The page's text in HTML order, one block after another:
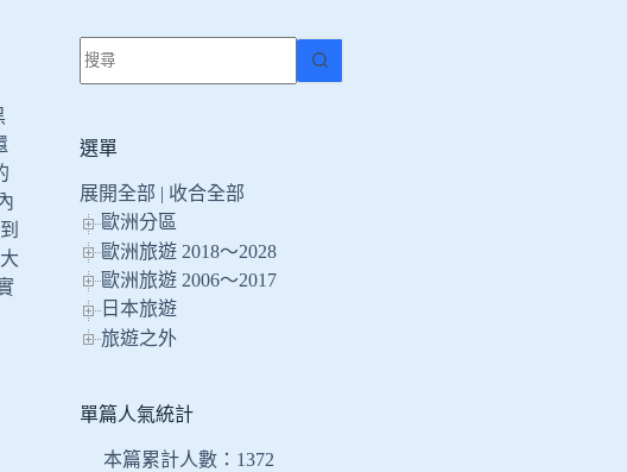
找
不
符
條
件
的
結
果
選單
展開全部 | 收合全部
歐洲分區
歐洲旅遊 2018～2028
歐洲旅遊 2006～2017
日本旅遊
旅遊之外
單篇人氣統計
本篇累計人數： 1372